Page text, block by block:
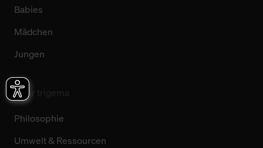
Babies
Mädchen
Jungen
Über trigema
Philosophie
Umwelt & Ressourcen